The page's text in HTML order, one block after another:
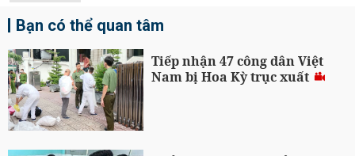
Bạn có thể quan tâm
Tiếp nhận 47 công dân Việt
Nam bị Hoa Kỳ trục xuất